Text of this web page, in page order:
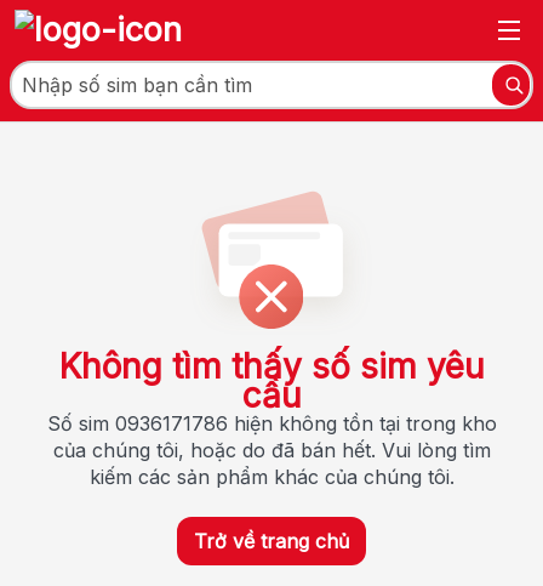
Không tìm thấy số sim yêu
cầu
Số sim 0936171786 hiện không tồn tại trong kho
của chúng tôi, hoặc do đã bán hết. Vui lòng tìm
kiếm các sản phẩm khác của chúng tôi.
Trở về trang chủ